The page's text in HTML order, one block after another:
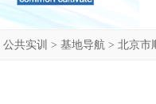
公共实训 > 基地导航 > 北京市